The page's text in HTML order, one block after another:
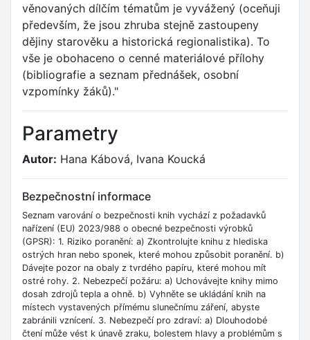
věnovaných dílčím tématům je vyvážený (oceňuji
především, že jsou zhruba stejně zastoupeny
dějiny starověku a historická regionalistika). To
vše je obohaceno o cenné materiálové přílohy
(bibliografie a seznam přednášek, osobní
vzpomínky žáků)."
Parametry
Autor: Hana Kábová, Ivana Koucká
Bezpečnostní informace
Seznam varování o bezpečnosti knih vychází z požadavků
nařízení (EU) 2023/988 o obecné bezpečnosti výrobků
(GPSR): 1. Riziko poranění: a) Zkontrolujte knihu z hlediska
ostrých hran nebo sponek, které mohou způsobit poranění. b)
Dávejte pozor na obaly z tvrdého papíru, které mohou mít
ostré rohy. 2. Nebezpečí požáru: a) Uchovávejte knihy mimo
dosah zdrojů tepla a ohně. b) Vyhněte se ukládání knih na
místech vystavených přímému slunečnímu záření, abyste
zabránili vznícení. 3. Nebezpečí pro zdraví: a) Dlouhodobé
čtení může vést k únavě zraku, bolestem hlavy a problémům s